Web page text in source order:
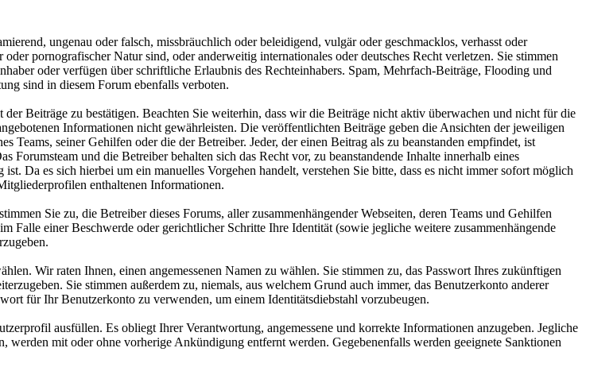
ungenau oder falsch, missbräuchlich oder beleidigend, vulgär oder geschmacklos, verhasst oder
pornografischer Natur sind, oder anderweitig internationales oder deutsches Recht verletzen. Sie stimmen
oder verfügen über schriftliche Erlaubnis des Rechteinhabers. Spam, Mehrfach-Beiträge, Flooding und
sind in diesem Forum ebenfalls verboten.
Beiträge zu bestätigen. Beachten Sie weiterhin, dass wir die Beiträge nicht aktiv überwachen und nicht für die
Informationen nicht gewährleisten. Die veröffentlichten Beiträge geben die Ansichten der jeweiligen
seiner Gehilfen oder die der Betreiber. Jeder, der einen Beitrag als zu beanstanden empfindet, ist
und die Betreiber behalten sich das Recht vor, zu beanstandende Inhalte innerhalb eines
Da es sich hierbei um ein manuelles Vorgehen handelt, verstehen Sie bitte, dass es nicht immer sofort möglich
enthaltenen Informationen.
Sie zu, die Betreiber dieses Forums, aller zusammenhängender Webseiten, deren Teams und Gehilfen
Falle einer Beschwerde oder gerichtlicher Schritte Ihre Identität (sowie jegliche weitere zusammenhängende
Wir raten Ihnen, einen angemessenen Namen zu wählen. Sie stimmen zu, das Passwort Ihres zukünftigen
Sie stimmen außerdem zu, niemals, aus welchem Grund auch immer, das Benutzerkonto anderer
für Ihr Benutzerkonto zu verwenden, um einem Identitätsdiebstahl vorzubeugen.
ausfüllen. Es obliegt Ihrer Verantwortung, angemessene und korrekte Informationen anzugeben. Jegliche
werden mit oder ohne vorherige Ankündigung entfernt werden. Gegebenenfalls werden geeignete Sanktionen